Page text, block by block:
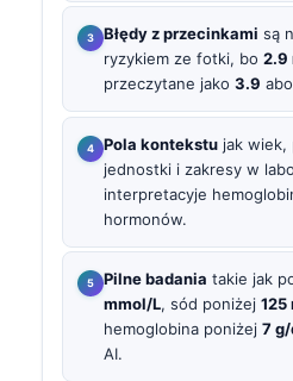
Błędy z przecinkami są
ryzykiem ze fotki, bo 2.9
przeczytane jako 3.9 abo
Pola kontekstu jak wiek,
jednostki i zakresy w
interpretacyje
hormonów.
Pilne badania takie jak
mmol/L, sód poniżej 125
hemoglobina poniżej 7 g/
AI.